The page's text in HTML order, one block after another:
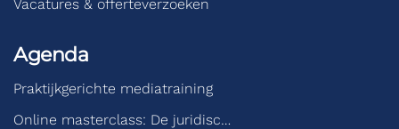
Vacatures & offerteverzoeken
Agenda
Praktijkgerichte mediatraining
Online masterclass: De juridisc…